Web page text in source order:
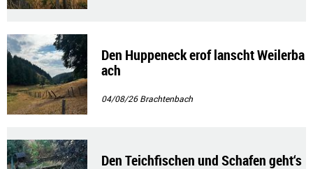
Den Huppeneck erof lanscht Weilerba
ach
04/08/26Brachtenbach
Den Teichfischen und Schafen geht‘s